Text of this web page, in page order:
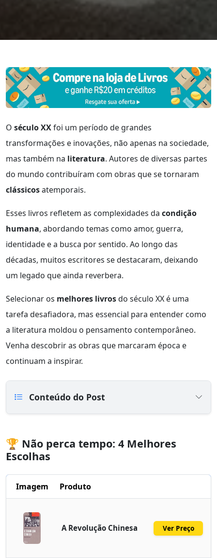
O século XXfoi um período de grandes
transformações e inovações, não apenas na sociedade,
mas também na literatura. Autores de diversas partes
do mundo contribuíram com obras que se tornaram
clássicosatemporais.
Esses livros refletem as complexidades da condição
humana, abordando temas como amor, guerra,
identidade e a busca por sentido. Ao longo das
décadas, muitos escritores se destacaram, deixando
um legado que ainda reverbera.
Selecionar os melhores livrosdo século XX é uma
tarefa desafiadora, mas essencial para entender como
a literatura moldou o pensamento contemporâneo.
Venha descobrir as obras que marcaram época e
continuam a inspirar.
Conteúdo do Post
🏆 Não perca tempo: 4 Melhores
Escolhas
Imagem Produto
A Revolução Chinesa Ver Preço